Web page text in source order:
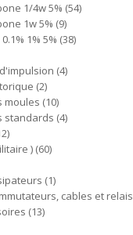
1/4w 5% 54
1w 5% 9
1% 5% 38
4
2
moules 10
standards 4
) 60
1
cables et relais
13